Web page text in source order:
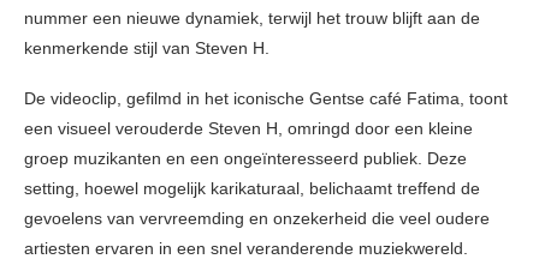
nummer een nieuwe dynamiek, terwijl het trouw blijft aan de
kenmerkende stijl van Steven H.
De videoclip, gefilmd in het iconische Gentse café Fatima, toont
een visueel verouderde Steven H, omringd door een kleine
groep muzikanten en een ongeïnteresseerd publiek. Deze
setting, hoewel mogelijk karikaturaal, belichaamt treffend de
gevoelens van vervreemding en onzekerheid die veel oudere
artiesten ervaren in een snel veranderende muziekwereld.